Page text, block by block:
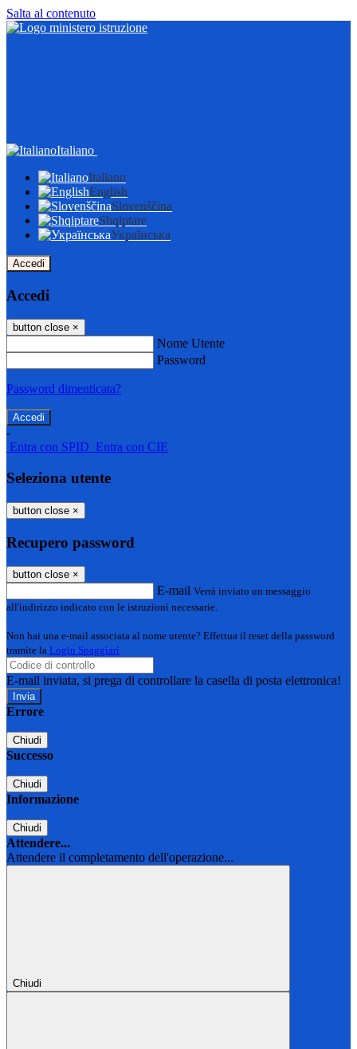
Salta al contenuto
Italiano
Italiano
English
Slovenščina
Shqiptare
Українська
Accedi
Accedi
button close ×
Nome Utente
Password
Password dimenticata?
-
Entra con SPID Entra con CIE
Seleziona utente
button close ×
Recupero password
button close ×
E-mail Verrà inviato un messaggio
all'indirizzo indicato con le istruzioni necessarie.
Non hai una e-mail associata al nome utente? Effettua il reset della password
tramite la Login Spaggiari
E-mail inviata, si prega di controllare la casella di posta elettronica!
Errore
Chiudi
Successo
Chiudi
Informazione
Chiudi
Attendere...
Attendere il completamento dell'operazione...
Chiudi